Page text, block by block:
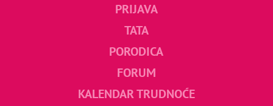
PRIJAVA
TATA
PORODICA
FORUM
KALENDAR TRUDNOĆE